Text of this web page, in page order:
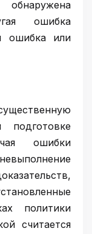
ошибка
ошибка или
ошибки
политики
считается